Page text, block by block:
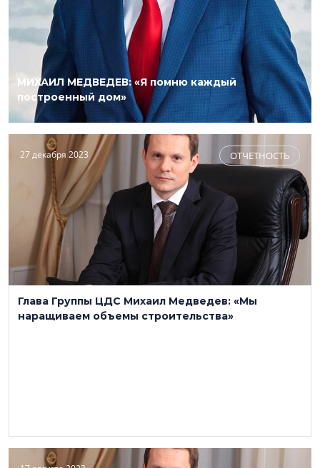
МИХАИЛ МЕДВЕДЕВ: «Я помню каждый
построенный дом»
27 декабря 2023 ОТЧЕТНОСТЬ
Глава Группы ЦДС Михаил Медведев: «Мы
наращиваем объемы строительства»